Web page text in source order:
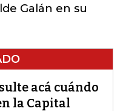
Galán en su
acá cuándo
la Capital